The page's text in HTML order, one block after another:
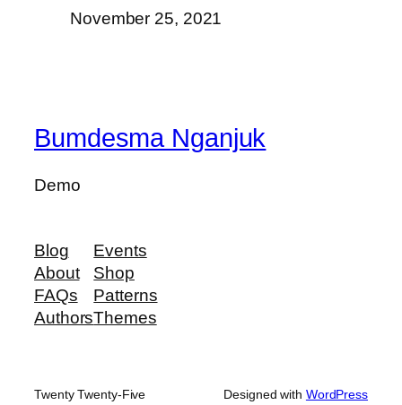
November 25, 2021
Bumdesma Nganjuk
Demo
Blog
About
FAQs
Authors
Events
Shop
Patterns
Themes
Twenty Twenty-Five Designed with WordPress